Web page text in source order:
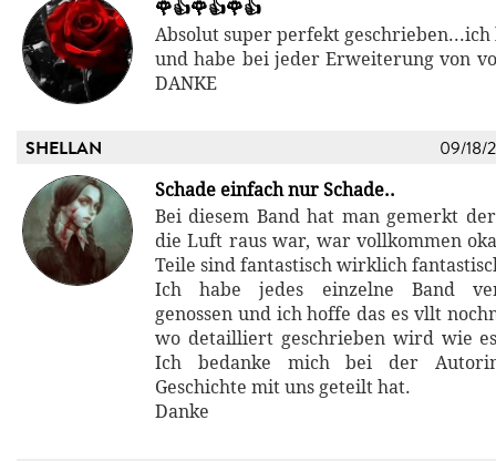
🌹👍🌹👍🌹👍
Absolut super perfekt geschrieben...ich
und habe bei jeder Erweiterung von
DANKE
SHELLAN 09/18/
Schade einfach nur Schade..
Bei diesem Band hat man gemerkt
die Luft raus war, war vollkommen
Teile sind fantastisch wirklich
Ich habe jedes einzelne Band
genossen und ich hoffe das es vllt
wo detailliert geschrieben wird wie
Ich bedanke mich bei der
Geschichte mit uns geteilt hat.
Danke